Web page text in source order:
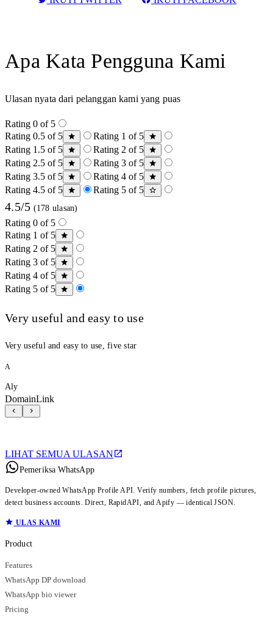
Apa Kata Pengguna Kami
Ulasan nyata dari pelanggan kami yang puas
Rating 0 of 5
Rating 0.5 of 5
Rating 1 of 5
Rating 1.5 of 5
Rating 2 of 5
Rating 2.5 of 5
Rating 3 of 5
Rating 3.5 of 5
Rating 4 of 5
Rating 4.5 of 5
Rating 5 of 5
4.5/5 (178 ulasan)
Rating 0 of 5
Rating 1 of 5
Rating 2 of 5
Rating 3 of 5
Rating 4 of 5
Rating 5 of 5
Very useful and easy to use
Very useful and easy to use, five star
A
Aly
DomainLink
LIHAT SEMUA ULASAN
Pemeriksa WhatsApp
Developer-owned WhatsApp Profile API. Verify numbers, fetch profile pictures,
detect business accounts. Direct, RapidAPI, and Apify — identical JSON.
ULAS KAMI
Product
Features
WhatsApp DP download
WhatsApp bio viewer
Pricing